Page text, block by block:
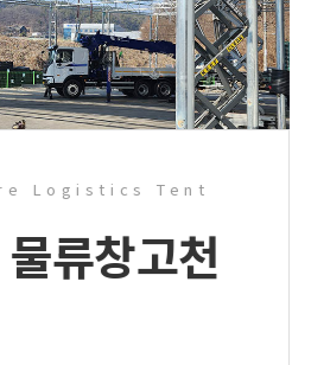
Logistics Tent
류창고천